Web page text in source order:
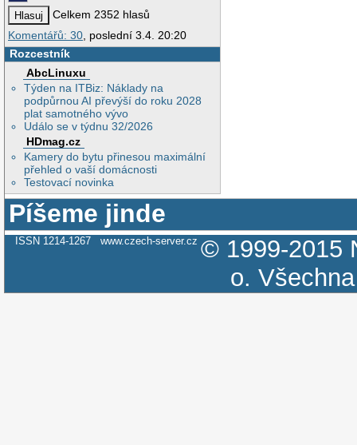
Celkem 2352 hlasů
Komentářů: 30 , poslední 3.4. 20:20
Rozcestník
AbcLinuxu
Týden na ITBiz: Náklady na
podpůrnou AI převýší do roku 2028
plat samotného vývo
Událo se v týdnu 32/2026
HDmag.cz
Kamery do bytu přinesou maximální
přehled o vaší domácnosti
Testovací novinka
Píšeme jinde
ISSN 1214-1267 www.czech-server.cz © 1999-2015
o.